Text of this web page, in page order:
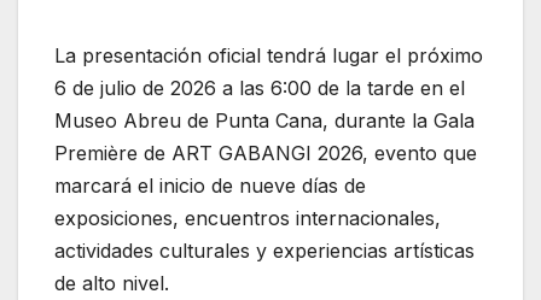
La presentación oficial tendrá lugar el próximo
6 de julio de 2026 a las 6:00 de la tarde en el
Museo Abreu de Punta Cana, durante la Gala
Première de ART GABANGI 2026, evento que
marcará el inicio de nueve días de
exposiciones, encuentros internacionales,
actividades culturales y experiencias artísticas
de alto nivel.